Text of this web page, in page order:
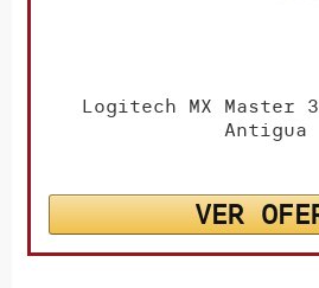
Logitech MX Master
Antigua
VER